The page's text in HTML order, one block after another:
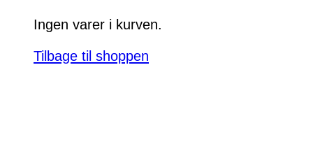
Ingen varer i kurven.
Tilbage til shoppen